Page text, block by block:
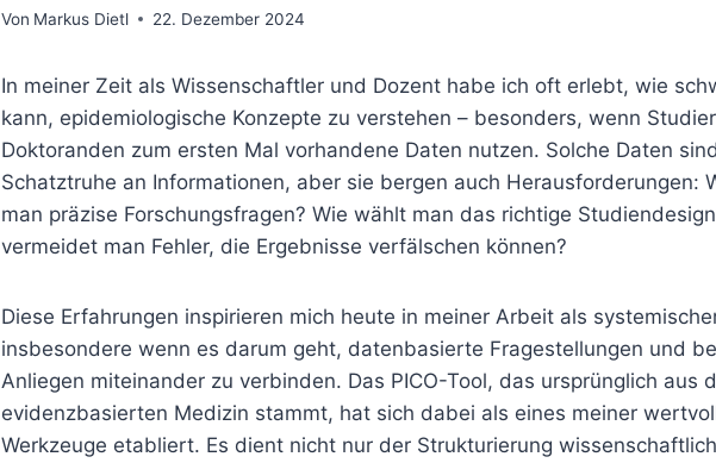
Von Markus Dietl 22. Dezember 2024
In meiner Zeit als Wissenschaftler und Dozent habe ich oft erlebt, wie
kann, epidemiologische Konzepte zu verstehen – besonders, wenn
Doktoranden zum ersten Mal vorhandene Daten nutzen. Solche Daten
Schatztruhe an Informationen, aber sie bergen auch Herausforderungen:
man präzise Forschungsfragen? Wie wählt man das richtige
vermeidet man Fehler, die Ergebnisse verfälschen können?
Diese Erfahrungen inspirieren mich heute in meiner Arbeit als
insbesondere wenn es darum geht, datenbasierte Fragestellungen und
Anliegen miteinander zu verbinden. Das PICO-Tool, das ursprünglich aus
evidenzbasierten Medizin stammt, hat sich dabei als eines meiner
Werkzeuge etabliert. Es dient nicht nur der Strukturierung